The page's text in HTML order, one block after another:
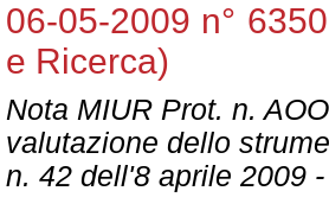
06-05-2009 n°
e Ricerca)
Nota MIUR Prot. n.
valutazione dello
n. 42 dell'8 aprile 2009